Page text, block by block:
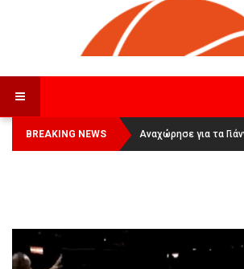
BREAKING NEWS
Οι Πάνθηρες Καβάλας
Basketball League 1
Αναχώρησε για τα
Γυναικών: